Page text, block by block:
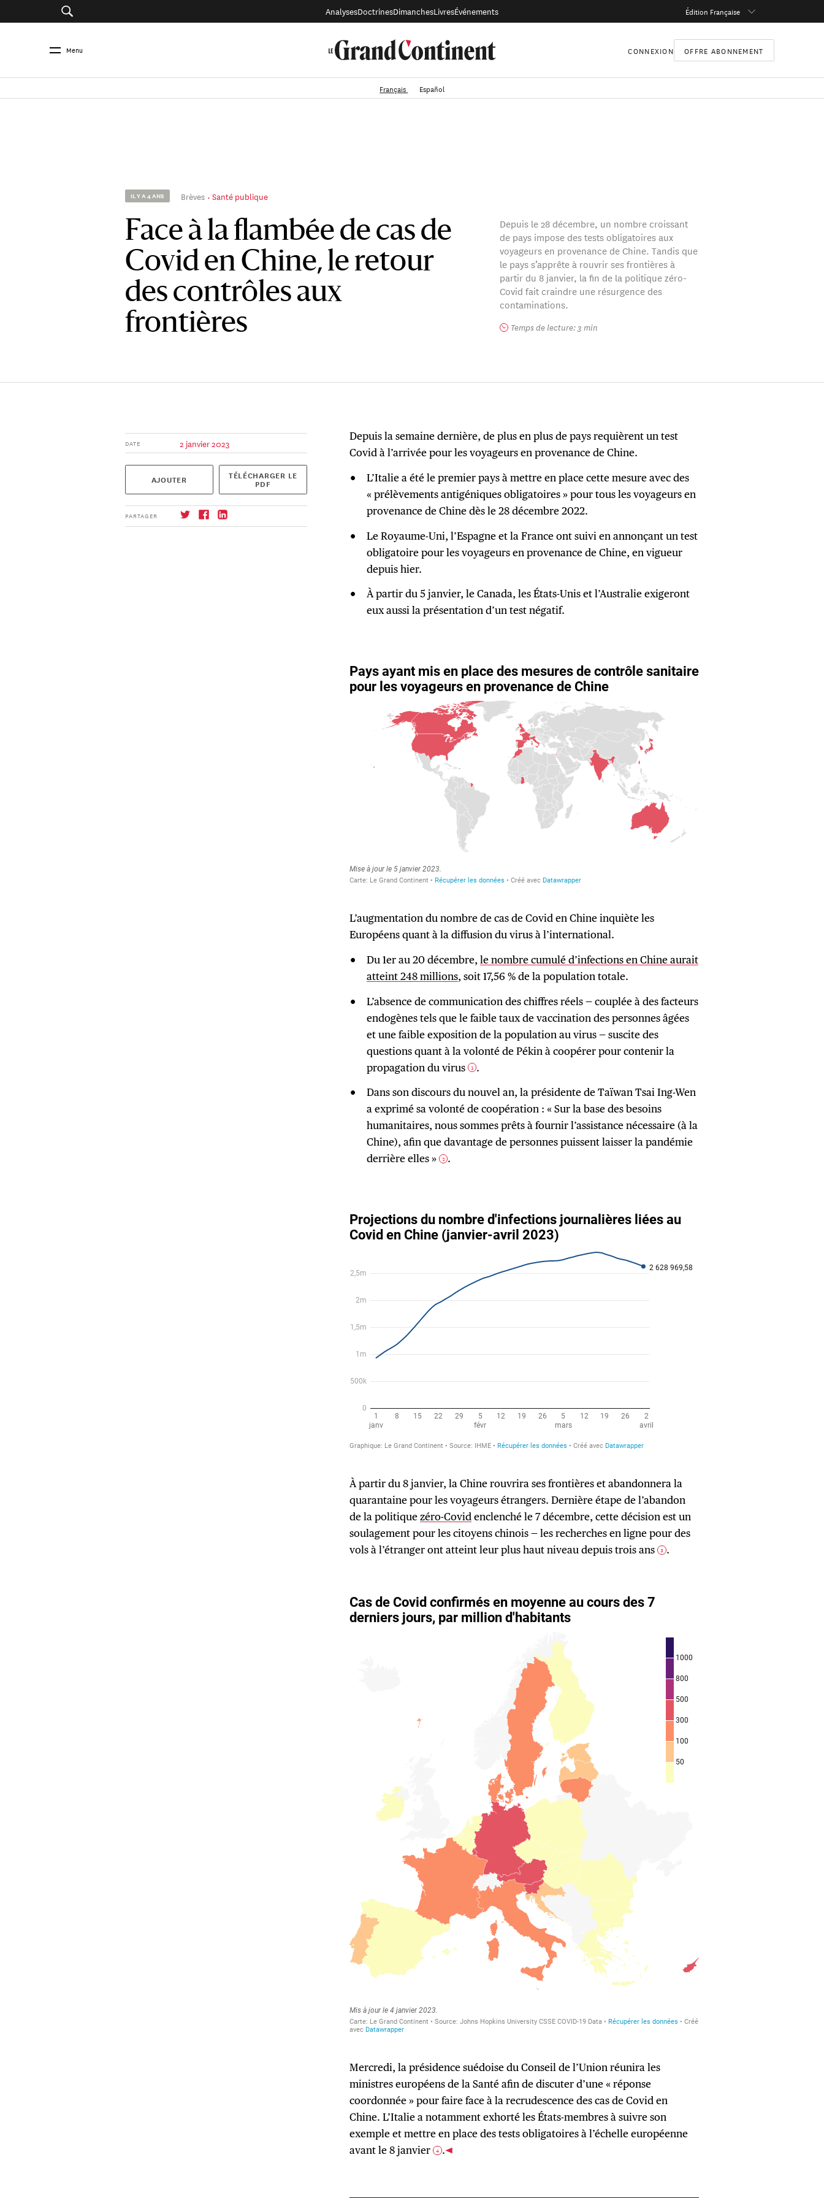
AnalysesDoctrinesDimanchesLivresÉvénements Édition Française
Menu CONNEXION OFFRE ABONNEMENT
Français Español
IL Y A 4 ANS Brèves Santé publique
Face à la flambée de cas de
Covid en Chine, le retour
des contrôles aux
frontières
Depuis le 28 décembre, un nombre croissant
de pays impose des tests obligatoires aux
voyageurs en provenance de Chine. Tandis que
le pays s’apprête à rouvrir ses frontières à
partir du 8 janvier, la fin de la politique zéro-
Covid fait craindre une résurgence des
contaminations.
Temps de lecture: 3 min
DATE 2 janvier 2023
AJOUTER TÉLÉCHARGER LE
PDF
PARTAGER
Depuis la semaine dernière, de plus en plus de pays requièrent un test
Covid à l’arrivée pour les voyageurs en provenance de Chine.
L’Italie a été le premier pays à mettre en place cette mesure avec des
« prélèvements antigéniques obligatoires » pour tous les voyageurs en
provenance de Chine dès le 28 décembre 2022.
Le Royaume-Uni, l’Espagne et la France ont suivi en annonçant un test
obligatoire pour les voyageurs en provenance de Chine, en vigueur
depuis hier.
À partir du 5 janvier, le Canada, les États-Unis et l’Australie exigeront
eux aussi la présentation d’un test négatif.
L’augmentation du nombre de cas de Covid en Chine inquiète les
Européens quant à la diffusion du virus à l’international.
Du 1er au 20 décembre, le nombre cumulé d’infections en Chine aurait
atteint 248 millions, soit 17,56 % de la population totale.
L’absence de communication des chiffres réels — couplée à des facteurs
endogènes tels que le faible taux de vaccination des personnes âgées
et une faible exposition de la population au virus — suscite des
questions quant à la volonté de Pékin à coopérer pour contenir la
propagation du virus 1 .
Dans son discours du nouvel an, la présidente de Taïwan Tsai Ing-Wen
a exprimé sa volonté de coopération : « Sur la base des besoins
humanitaires, nous sommes prêts à fournir l’assistance nécessaire (à la
Chine), afin que davantage de personnes puissent laisser la pandémie
derrière elles » 2 .
À partir du 8 janvier, la Chine rouvrira ses frontières et abandonnera la
quarantaine pour les voyageurs étrangers. Dernière étape de l’abandon
de la politiquezéro-Covid enclenché le 7 décembre, cette décision est un
soulagement pour les citoyens chinois — les recherches en ligne pour des
vols à l’étranger ont atteint leur plus haut niveau depuis trois ans 3 .
Mercredi, la présidence suédoise du Conseil de l’Union réunira les
ministres européens de la Santé afin de discuter d’une « réponse
coordonnée » pour faire face à la recrudescence des cas de Covid en
Chine. L’Italie a notamment exhorté les États-membres à suivre son
exemple et mettre en place des tests obligatoires à l’échelle européenne
avant le 8 janvier 4 .